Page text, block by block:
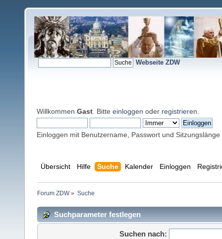
Webseite ZDW
Willkommen Gast . Bitte einloggen oder registrieren
Einloggen mit Benutzername, Passwort und Sitzungslänge
Übersicht Hilfe Suche Kalender Einloggen
Forum ZDW» Suche
Suchparameter festlegen
Suchen nach: